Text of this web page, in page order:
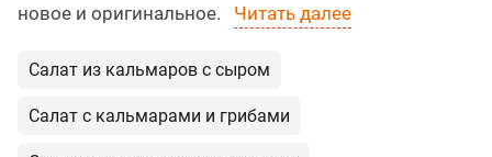
новое и оригинальное.
Читать далее
Салат из кальмаров с сыром
Салат с кальмарами и грибами